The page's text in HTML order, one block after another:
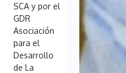
SCA y por el
GDR
Asociación
para el
Desarrollo
de La